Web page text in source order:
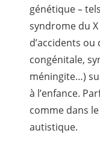
génétique –
syndrome du
d’accidents
congénitale,
méningite…)
à l’enfance.
comme dans
autistique.